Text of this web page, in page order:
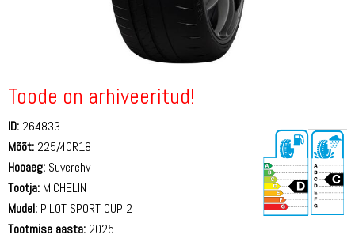
Toode on arhiveeritud!
ID: 264833
Mõõt: 225/40R18
Hooaeg: Suverehv
Tootja: MICHELIN
Mudel: PILOT SPORT CUP 2
Tootmise aasta: 2025